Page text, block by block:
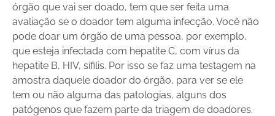
órgão que vai ser doado, tem que ser feita uma
avaliação se o doador tem alguma infecção. Você não
pode doar um órgão de uma pessoa, por exemplo,
que esteja infectada com hepatite C, com vírus da
hepatite B, HIV, sífilis. Por isso se faz uma testagem na
amostra daquele doador do órgão, para ver se ele
tem ou não alguma das patologias, alguns dos
patógenos que fazem parte da triagem de doadores.